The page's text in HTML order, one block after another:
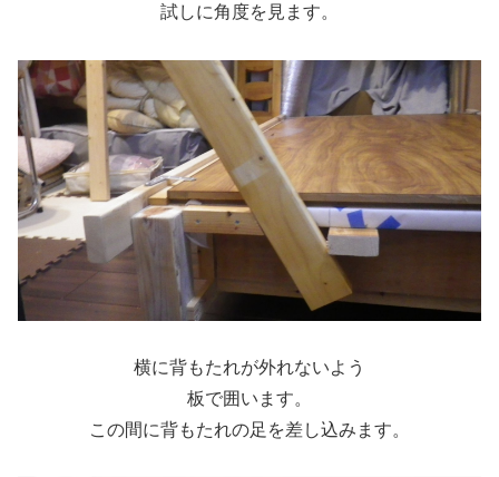
試しに角度を見ます。
横に背もたれが外れないよう
板で囲います。
この間に背もたれの足を差し込みます。